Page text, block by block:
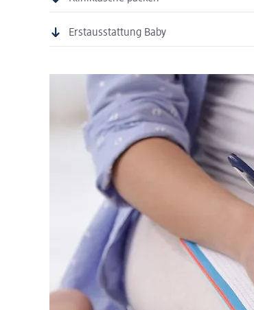
Erstausstattung Baby